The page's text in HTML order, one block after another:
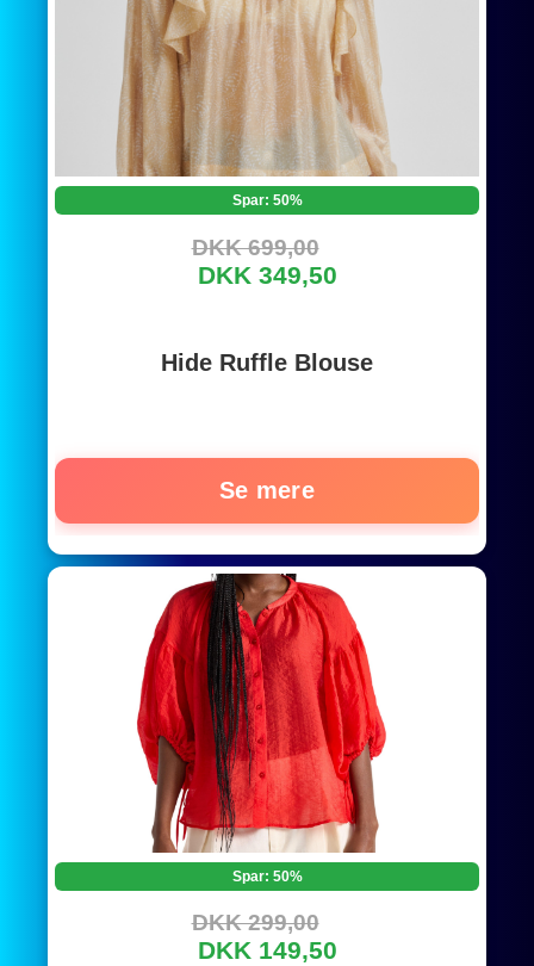
Spar: 50%
DKK 699,00
DKK 349,50
Hide Ruffle Blouse
Se mere
Spar: 50%
DKK 299,00
DKK 149,50